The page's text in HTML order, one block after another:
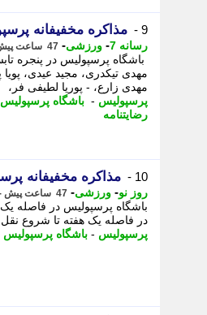
9 - مذاکره مخفیفانه
رسانه 7 - ورزشی- 47 ساعت پیش - جمعه 16 مرداد 1405، 13:10
مهدی تیکدری، مجید عیدی،
مهدی زارع، - پوریا لطیفی فر،
پرسپولیس - باشگاه پرسپولیس
رضایتنامه
10 - مذاکره مخفیفانه
روز نو- ورزشی- 47 ساعت پیش - جمعه 16 مرداد 1405، 13:07
باشگاه پرسپولیس در فاصله
در فاصله یک هفته تا شروع
پرسپولیس - باشگاه پرسپولیس